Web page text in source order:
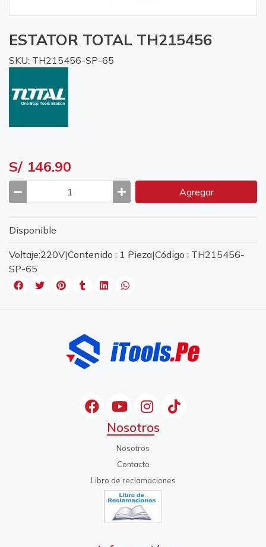
ESTATOR TOTAL TH215456
SKU: TH215456-SP-65
S/ 146.90
Agregar
Disponible
Voltaje:220V|Contenido : 1 Pieza|Código : TH215456-
SP-65
Nosotros
Nosotros
Contacto
Libro de reclamaciones